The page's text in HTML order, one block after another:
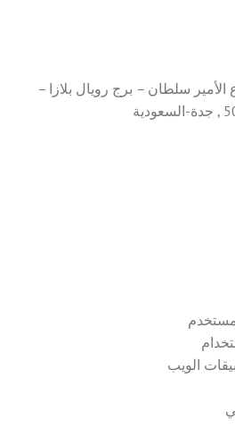
الأمير سلطان – برج رويال بلازا –
الويب